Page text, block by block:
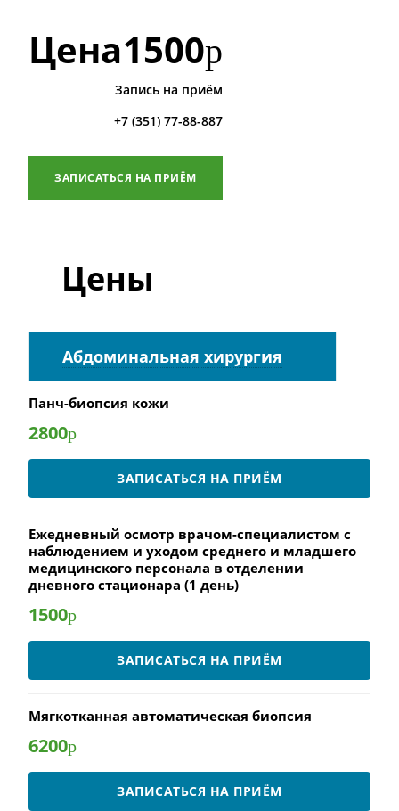
Цена1500р
Запись на приём
+7 (351) 77-88-887
ЗАПИСАТЬСЯ НА ПРИЁМ
Цены
Абдоминальная хирургия
Панч-биопсия кожи
2800р
ЗАПИСАТЬСЯ НА ПРИЁМ
Ежедневный осмотр врачом-специалистом с
наблюдением и уходом среднего и младшего
медицинского персонала в отделении
дневного стационара (1 день)
1500р
ЗАПИСАТЬСЯ НА ПРИЁМ
Мягкотканная автоматическая биопсия
6200р
ЗАПИСАТЬСЯ НА ПРИЁМ